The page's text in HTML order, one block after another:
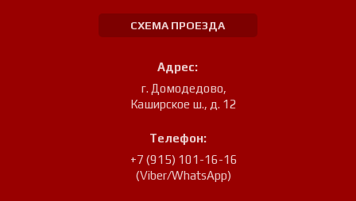
СХЕМА ПРОЕЗДА
Адрес:
г. Домодедово,
Каширское ш., д. 12
Телефон:
+7 (915) 101-16-16
(Viber/WhatsApp)